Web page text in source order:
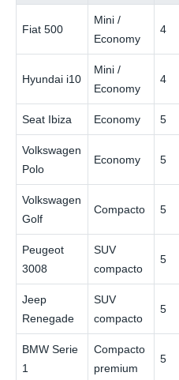
Fiat 500
Mini /
Economy
4
Hyundai i10
Mini /
Economy
4
Seat Ibiza Economy 5
Volkswagen
Polo
Economy 5
Volkswagen
Golf
Compacto 5
Peugeot
3008
SUV
compacto
5
Jeep
Renegade
SUV
compacto
5
BMW Serie
1
Compacto
premium
5